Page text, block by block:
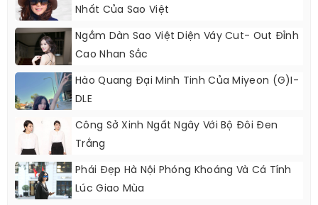
Nhất Của Sao Việt
Ngắm Dàn Sao Việt Diện Váy Cut- Out Đỉnh
Cao Nhan Sắc
Hào Quang Đại Minh Tinh Của Miyeon (G)I-
DLE
Công Sở Xinh Ngất Ngây Với Bộ Đôi Đen
Trắng
Phái Đẹp Hà Nội Phóng Khoáng Và Cá Tính
Lúc Giao Mùa